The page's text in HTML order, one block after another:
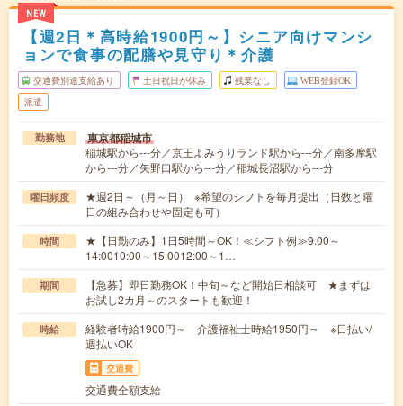
NEW
【週2日＊高時給1900円～】シニア向けマンシ
ョンで食事の配膳や見守り＊介護
交通費別途支給あり 土日祝日が休み 残業なし WEB登録OK
派遣
勤務地 東京都稲城市
稲城駅から---分／京王よみうりランド駅から---分／南多摩駅
から---分／矢野口駅から---分／稲城長沼駅から---分
曜日頻度
★週2日～（月～日） ※希望のシフトを毎月提出（日数と曜
日の組み合わせや固定も可）
時間
★【日勤のみ】1日5時間～OK！≪シフト例≫9:00～
14:0010:00～15:0012:00～1…
期間
【急募】即日勤務OK！中旬～など開始日相談可 ★まずは
お試し2カ月～のスタートも歓迎！
時給
経験者時給1900円～ 介護福祉士時給1950円～ ※日払い/
週払いOK
交通費
交通費全額支給